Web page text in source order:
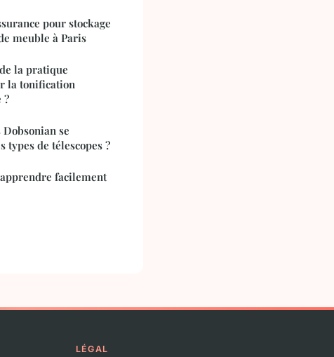
pour stockage
meuble à Paris
la pratique
la tonification
?
se
de télescopes ?
facilement
LÉGAL